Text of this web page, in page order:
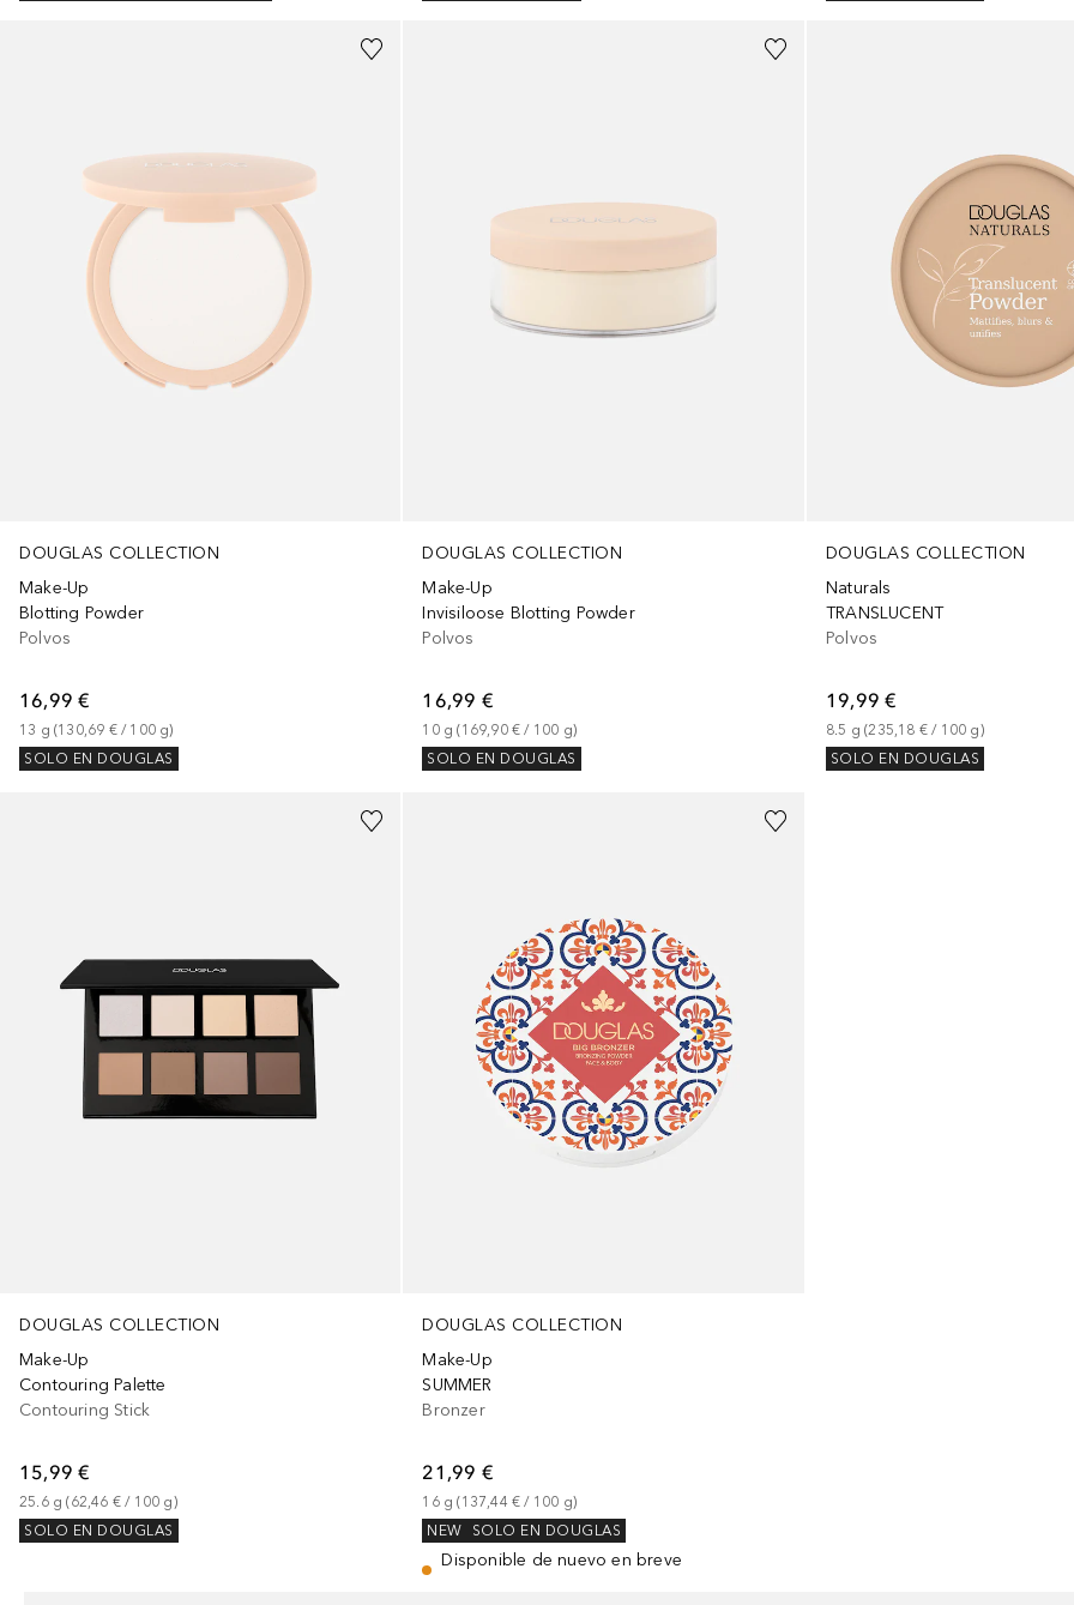
DOUGLAS COLLECTION
Make-Up
Blotting Powder
Polvos
16,99 €
13 g (130,69 € / 100 g)
SOLO EN DOUGLAS
DOUGLAS COLLECTION
Make-Up
Invisiloose Blotting Powder
Polvos
16,99 €
10 g (169,90 € / 100 g)
SOLO EN DOUGLAS
DOUGLAS COLLECTION
Naturals
TRANSLUCENT
Polvos
19,99 €
8.5 g (235,18 € / 100 g)
SOLO EN DOUGLAS
DOUGLAS COLLECTION
Make-Up
Contouring Palette
Contouring Stick
15,99 €
25.6 g (62,46 € / 100 g)
SOLO EN DOUGLAS
DOUGLAS COLLECTION
Make-Up
SUMMER
Bronzer
21,99 €
16 g (137,44 € / 100 g)
NEW
SOLO EN DOUGLAS
Disponible de nuevo en breve